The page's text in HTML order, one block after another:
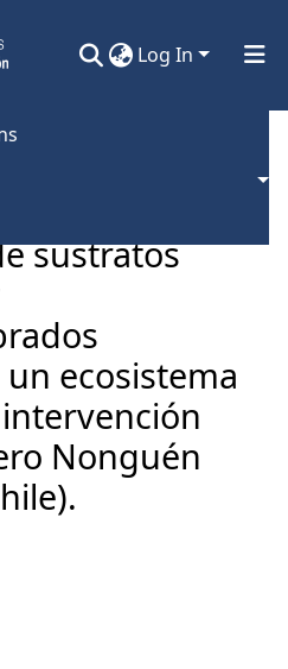
Log In
sustratos
ecosistema
Nonguén